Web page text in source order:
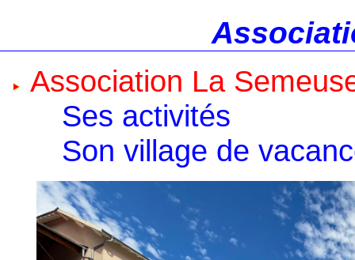
Association La
Ses activités
Son village de